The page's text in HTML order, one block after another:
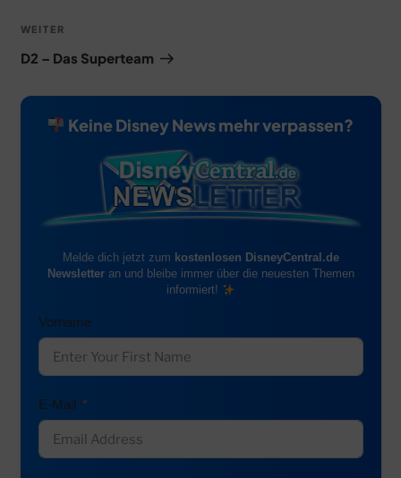
Nächster
Beitrag
WEITER
D2 – Das Superteam
Keine Disney News mehr verpassen?
Melde dich jetzt zum kostenlosen DisneyCentral.de
Newsletteran und bleibe immer über die neuesten Themen
informiert!
Vorname
E-Mail